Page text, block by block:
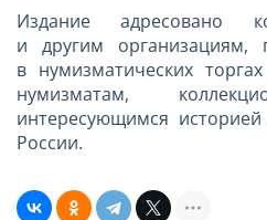
Издание адресовано
и другим организациям,
в нумизматических
нумизматам,
интересующимся
России.